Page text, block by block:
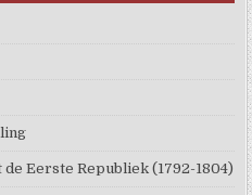
Eerste Republiek (1792-1804)